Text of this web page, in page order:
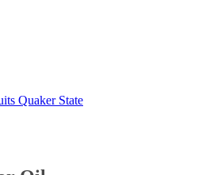
Quaker State